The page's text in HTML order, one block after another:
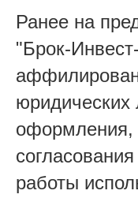
Ранее на
"Брок-
юридических
оформления,
работы